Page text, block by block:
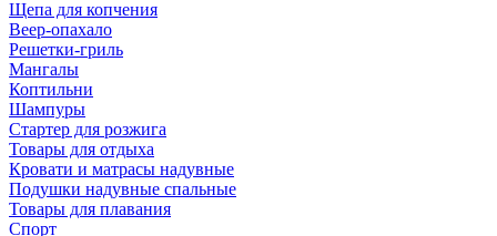
Щепа для копчения
Веер-опахало
Решетки-гриль
Мангалы
Коптильни
Шампуры
Стартер для розжига
Товары для отдыха
Кровати и матрасы надувные
Подушки надувные спальные
Товары для плавания
Спорт